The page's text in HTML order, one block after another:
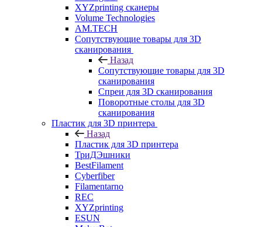
XYZprinting сканеры
Volume Technologies
AM.TECH
Сопутствующие товары для 3D
сканирования
Назад
Сопутствующие товары для 3D
сканирования
Спреи для 3D сканирования
Поворотные столы для 3D
сканирования
Пластик для 3D принтера
Назад
Пластик для 3D принтера
ТриДЭшники
BestFilament
Cyberfiber
Filamentarno
REC
XYZprinting
ESUN